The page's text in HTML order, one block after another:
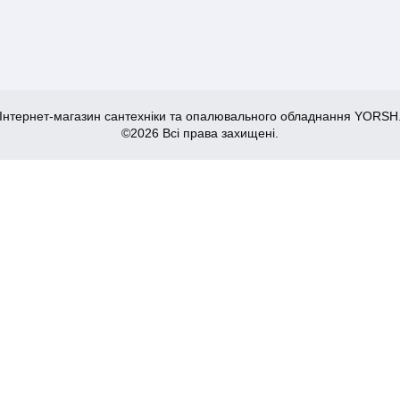
Інтернет-магазин сантехніки та опалювального обладнання YORSH.
©2026 Всі права захищені.